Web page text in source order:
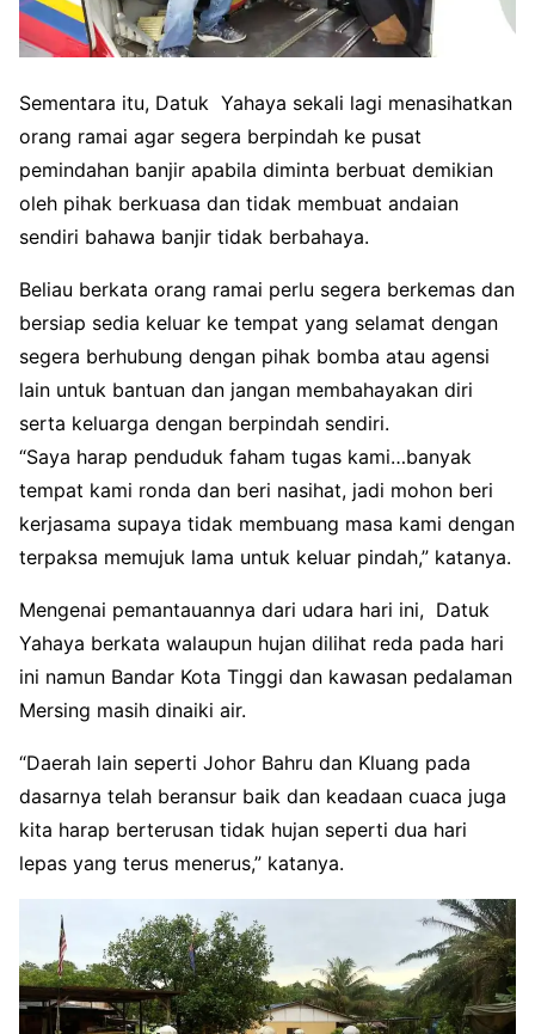
Sementara itu, Datuk Yahaya sekali lagi menasihatkan
orang ramai agar segera berpindah ke pusat
pemindahan banjir apabila diminta berbuat demikian
oleh pihak berkuasa dan tidak membuat andaian
sendiri bahawa banjir tidak berbahaya.
Beliau berkata orang ramai perlu segera berkemas dan
bersiap sedia keluar ke tempat yang selamat dengan
segera berhubung dengan pihak bomba atau agensi
lain untuk bantuan dan jangan membahayakan diri
serta keluarga dengan berpindah sendiri.
“Saya harap penduduk faham tugas kami…banyak
tempat kami ronda dan beri nasihat, jadi mohon beri
kerjasama supaya tidak membuang masa kami dengan
terpaksa memujuk lama untuk keluar pindah,” katanya.
Mengenai pemantauannya dari udara hari ini, Datuk
Yahaya berkata walaupun hujan dilihat reda pada hari
ini namun Bandar Kota Tinggi dan kawasan pedalaman
Mersing masih dinaiki air.
“Daerah lain seperti Johor Bahru dan Kluang pada
dasarnya telah beransur baik dan keadaan cuaca juga
kita harap berterusan tidak hujan seperti dua hari
lepas yang terus menerus,” katanya.